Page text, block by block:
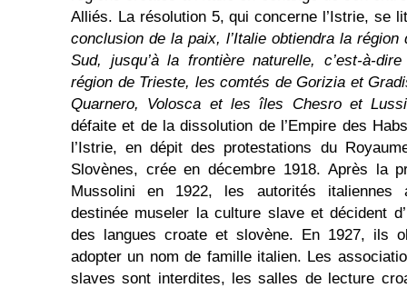
Alliés. La résolution 5, qui concerne l’Istrie, se
conclusion de la paix, l’Italie obtiendra la
Sud, jusqu’à la frontière naturelle, c’est-à-
région de Trieste, les comtés de Gorizia et
Quarnero, Volosca et les îles Chesro et
défaite et de la dissolution de l’Empire des
l’Istrie, en dépit des protestations du
Slovènes, crée en décembre 1918. Après la
Mussolini en 1922, les autorités italiennes
destinée museler la culture slave et décident
des langues croate et slovène. En 1927, ils
adopter un nom de famille italien. Les
slaves sont interdites, les salles de lecture